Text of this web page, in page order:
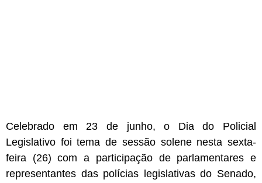
Celebrado em 23 de junho, o Dia do Policial
Legislativo foi tema de sessão solene nesta sexta-
feira (26) com a participação de parlamentares e
representantes das polícias legislativas do Senado,